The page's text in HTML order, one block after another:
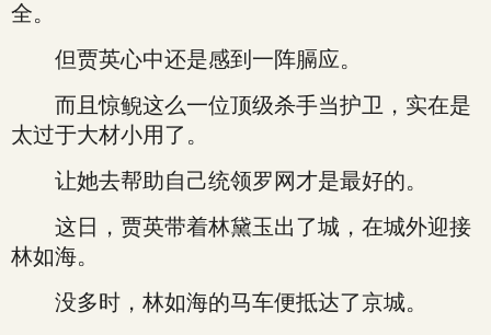
全。
但贾英心中还是感到一阵膈应。
而且惊鲵这么一位顶级杀手当护卫，实在是
太过于大材小用了。
让她去帮助自己统领罗网才是最好的。
这日，贾英带着林黛玉出了城，在城外迎接
林如海。
没多时，林如海的马车便抵达了京城。